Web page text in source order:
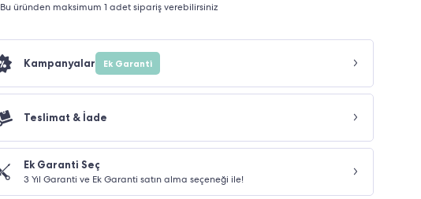
Bu üründen maksimum 1 adet sipariş verebilirsiniz
Kampanyalar Ek Garanti
Teslimat & İade
Ek Garanti Seç
3 Yıl Garanti ve Ek Garanti satın alma seçeneği ile!